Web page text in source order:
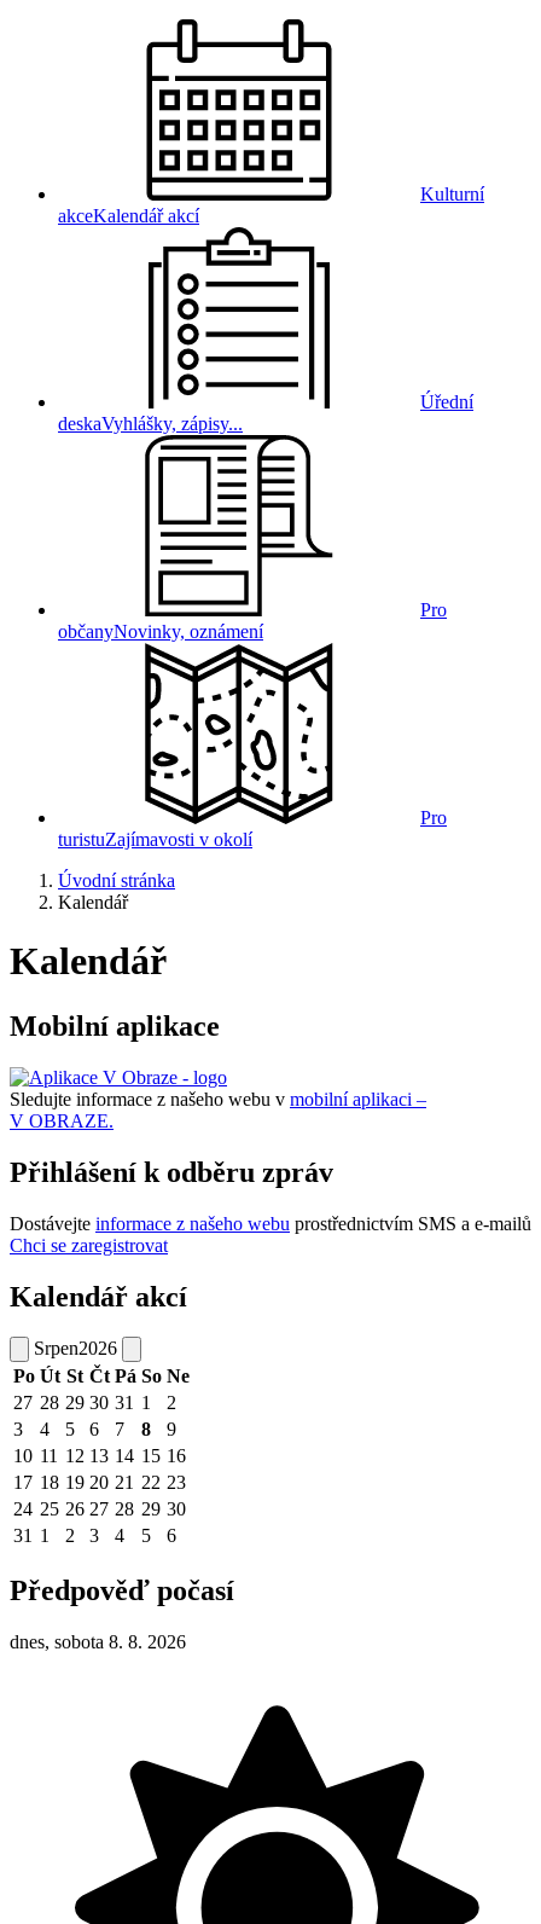
Kulturní
akceKalendář akcí
Úřední
deskaVyhlášky, zápisy...
Pro
občanyNovinky, oznámení
Pro
turistuZajímavosti v okolí
Úvodní stránka
Kalendář
Kalendář
Mobilní aplikace
Sledujte informace z našeho webu v mobilní aplikaci –
V OBRAZE.
Přihlášení k odběru zpráv
Dostávejte informace z našeho webu prostřednictvím SMS a e-mailů
Chci se zaregistrovat
Kalendář akcí
Srpen2026
Po Út St Čt Pá So Ne
27 28 29 30 31 1
2
3
4 5 6 7 8
9
10 11 12 13 14 15 16
17 18 19 20 21 22 23
24 25 26 27 28 29 30
31 1 2 3 4 5 6
Předpověď počasí
dnes, sobota 8. 8. 2026